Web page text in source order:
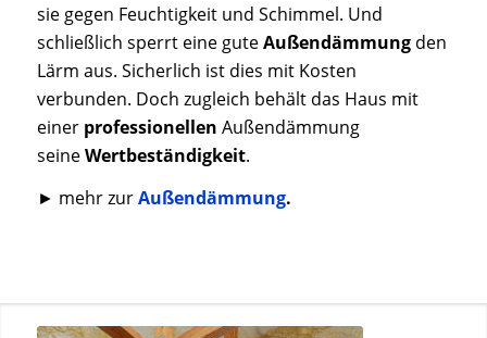
sie gegen Feuchtigkeit und Schimmel. Und
schließlich sperrt eine guteAußendämmungden
Lärm aus. Sicherlich ist dies mit Kosten
verbunden. Doch zugleich behält das Haus mit
einer professionellen Außendämmung
seineWertbeständigkeit.
► mehr zurAußendämmung.